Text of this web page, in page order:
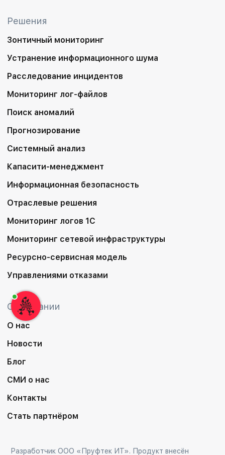
Решения
Зонтичный мониторинг
Устранение информационного шума
Расследование инцидентов
Мониторинг лог-файлов
Поиск аномалий
Прогнозирование
Системный анализ
Капасити-менеджмент
Информационная безопасность
Отраслевые решения
Мониторинг логов 1С
Мониторинг сетевой инфраструктуры
Ресурсно-сервисная модель
Управлениями отказами
О компании
О нас
Новости
Блог
СМИ о нас
Контакты
Стать партнёром
Разработчик ООО «Пруфтек ИТ». Продукт внесён